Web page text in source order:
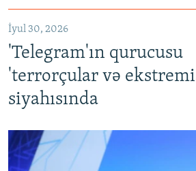
İyul 30, 2026
'Telegram'ın qurucusu
'terrorçular və
siyahısında